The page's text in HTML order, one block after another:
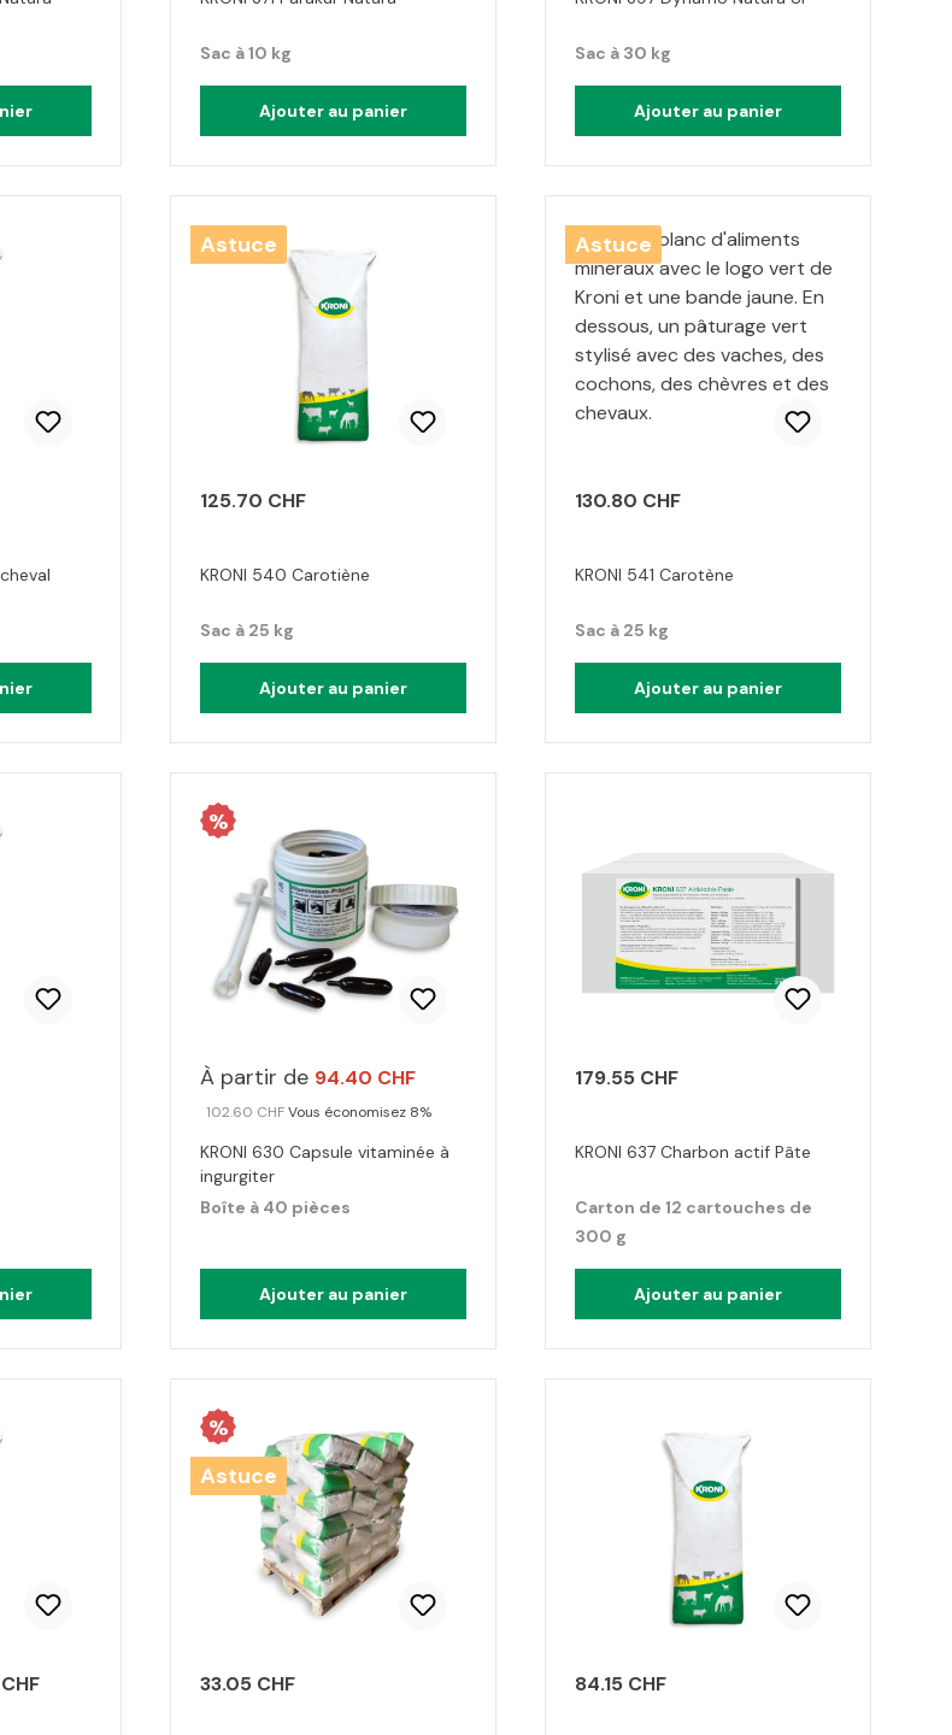
Sac à 10 kg
Ajouter au panier
Sac à 30 kg
Ajouter au panier
Astuce
125.70 CHF
KRONI 540 Carotiène
Sac à 25 kg
Ajouter au panier
Astuce
130.80 CHF
KRONI 541 Carotène
Sac à 25 kg
Ajouter au panier
%
À partir de 94.40 CHF
102.60 CHF Vous économisez 8%
KRONI 630 Capsule vitaminée à
ingurgiter
Boîte à 40 pièces
Ajouter au panier
179.55 CHF
KRONI 637 Charbon actif Pâte
Carton de 12 cartouches de
300 g
Ajouter au panier
%
Astuce
33.05 CHF 84.15 CHF